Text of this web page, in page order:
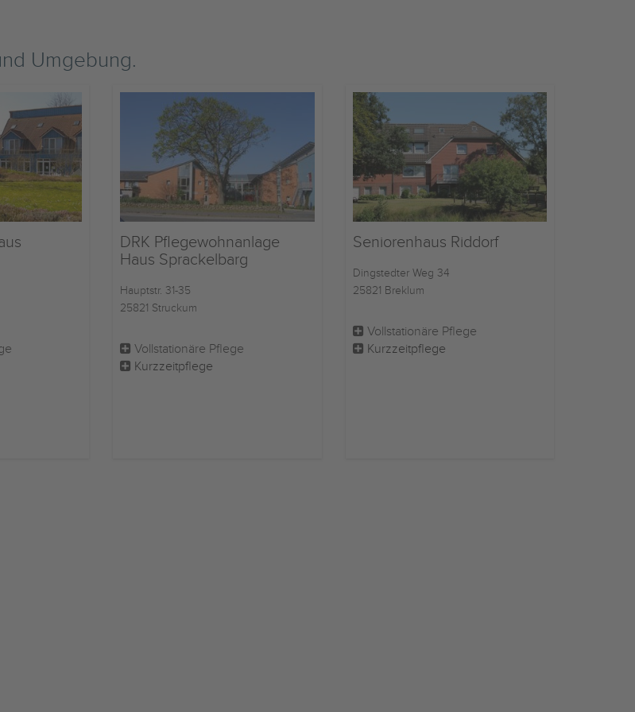
Umgebung.
DRK Pflegewohnanlage
Haus Sprackelbarg
Hauptstr. 31-35
25821 Struckum
Vollstationäre Pflege
Kurzzeitpflege
Seniorenhaus Riddorf
Dingstedter Weg 34
25821 Breklum
Vollstationäre Pflege
Kurzzeitpflege